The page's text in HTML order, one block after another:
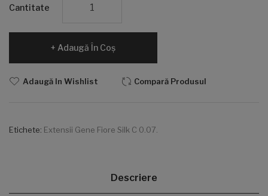
Cantitate
Adaugă În Coş
Adaugă In Wishlist Compară Produsul
Etichete: Extensii Gene Fiore Silk C 0.07.
Descriere